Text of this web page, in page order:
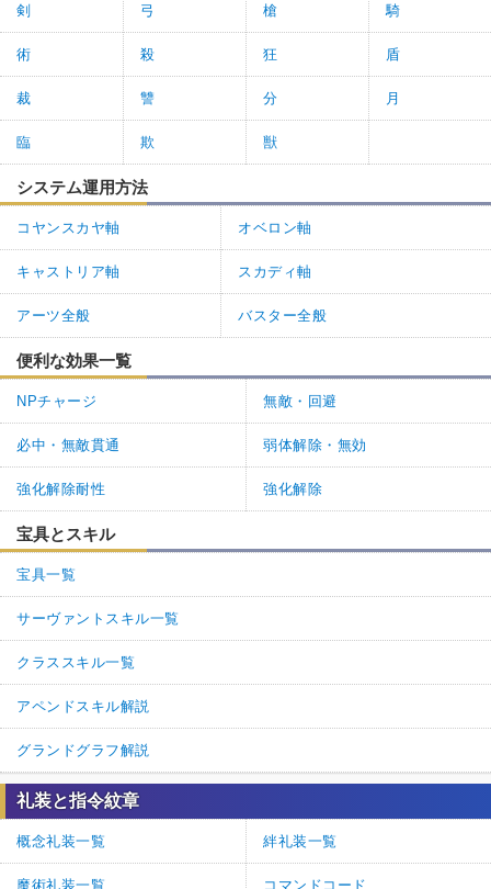
剣 弓 槍 騎
術 殺 狂 盾
裁 讐 分 月
臨 欺 獣
システム運用方法
コヤンスカヤ軸 オベロン軸
キャストリア軸 スカディ軸
アーツ全般 バスター全般
便利な効果一覧
NPチャージ 無敵・回避
必中・無敵貫通 弱体解除・無効
強化解除耐性 強化解除
宝具とスキル
宝具一覧
サーヴァントスキル一覧
クラススキル一覧
アペンドスキル解説
グランドグラフ解説
礼装と指令紋章
概念礼装一覧 絆礼装一覧
魔術礼装一覧 コマンドコード